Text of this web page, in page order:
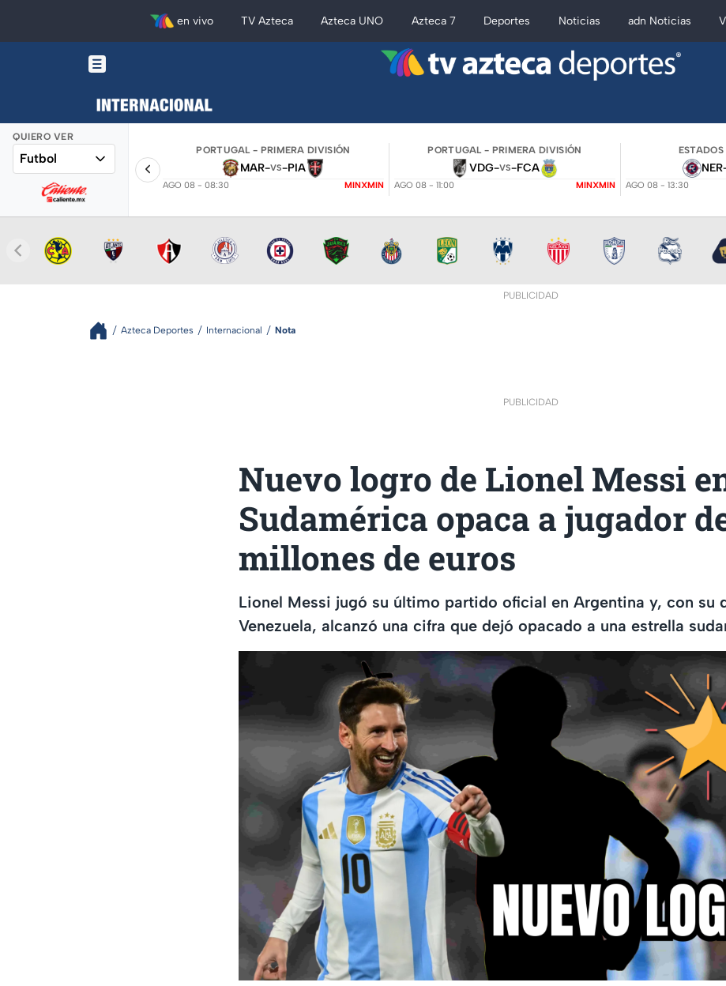
en vivo TV Azteca Azteca UNO Azteca 7 Deportes Noticias adn Noticias
QUIERO VER
Futbol
PORTUGAL - PRIMERA DIVISIÓN
MAR-VS-PIA
AGO 08 - 08:30 MINXMIN
PORTUGAL - PRIMERA DIVISIÓN
VDG-VS-FCA
AGO 08 - 11:00 MINXMIN
NER
AGO 08 - 13:30
PUBLICIDAD
Azteca Deportes Internacional Nota
PUBLICIDAD
Nuevo logro de Lionel Messi
Sudamérica opaca a jugador
millones de euros
Lionel Messi jugó su último partido oficial en Argentina y, con su
Venezuela, alcanzó una cifra que dejó opacado a una estrella